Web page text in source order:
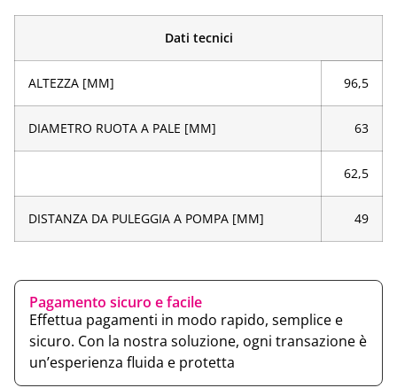
Dati tecnici
ALTEZZA [MM] 96,5
DIAMETRO RUOTA A PALE [MM] 63
62,5
DISTANZA DA PULEGGIA A POMPA [MM] 49
Pagamento sicuro e facile
Effettua pagamenti in modo rapido, semplice e
sicuro. Con la nostra soluzione, ogni transazione è
un’esperienza fluida e protetta